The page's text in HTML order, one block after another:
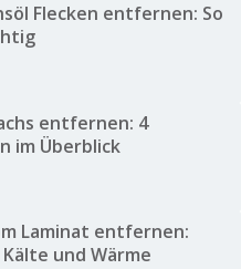
Flecken entfernen: So
entfernen: 4
im Überblick
Laminat entfernen:
und Wärme